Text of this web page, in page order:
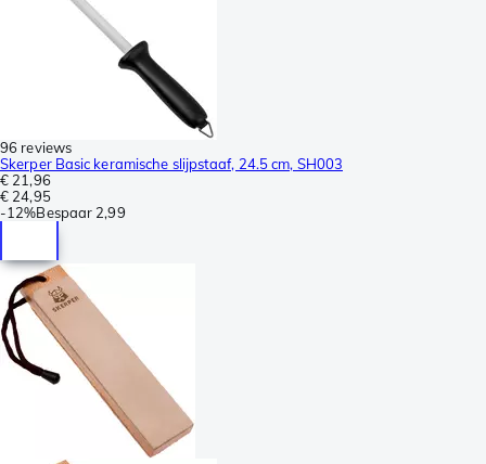
96 reviews
Skerper Basic keramische slijpstaaf, 24.5 cm, SH003
€ 21,96
€ 24,95
-12%Bespaar 2,99